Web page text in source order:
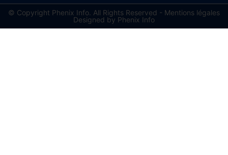
© Copyright Phenix Info. All Rights Reserved - Mentions légales
Designed by Phenix Info